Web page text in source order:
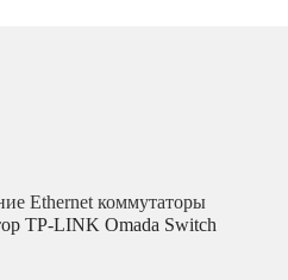
Ethernet коммутаторы
TP-LINK Omada Switch